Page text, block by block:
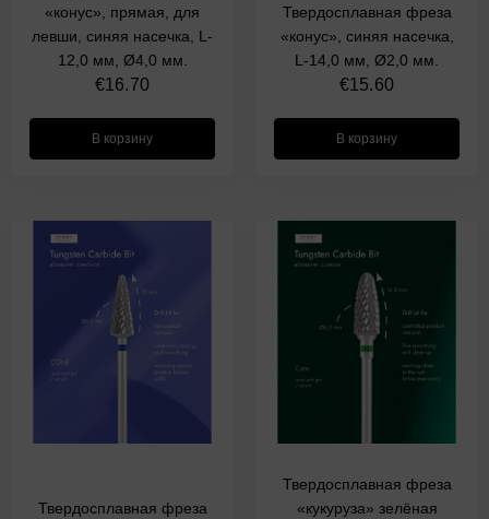
«конус», прямая, для
левши, синяя насечка, L-
12,0 мм, Ø4,0 мм.
€16.70
В корзину
Твердосплавная фреза
«конус», синяя насечка,
L-14,0 мм, Ø2,0 мм.
€15.60
В корзину
Твердосплавная фреза
Твердосплавная фреза
«кукуруза» зелёная